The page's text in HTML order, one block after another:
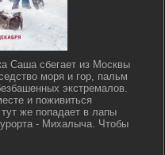
Саша сбегает из Москвы
моря и гор, пальм
экстремалов.
и поживиться
же попадает в лапы
- Михалыча. Чтобы